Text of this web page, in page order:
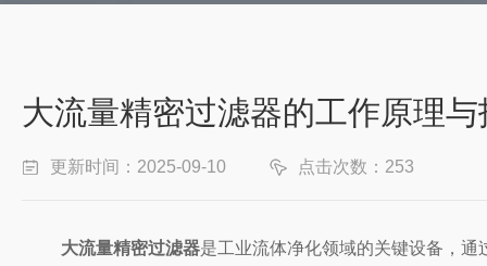
大流量精密过滤器的工作原理
更新时间：2025-09-10 点击次数：253
大流量精密过滤器是工业流体净化领域的关键设备，